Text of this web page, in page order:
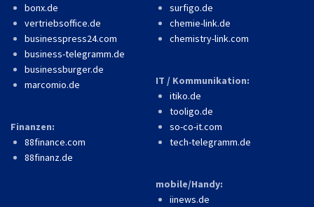
bonx.de
vertriebsoffice.de
businesspress24.com
business-telegramm.de
businessburger.de
marcomio.de
Finanzen:
88finance.com
88finanz.de
surfigo.de
chemie-link.de
chemistry-link.com
IT / Kommunikation:
itiko.de
tooligo.de
so-co-it.com
tech-telegramm.de
mobile/Handy:
iinews.de